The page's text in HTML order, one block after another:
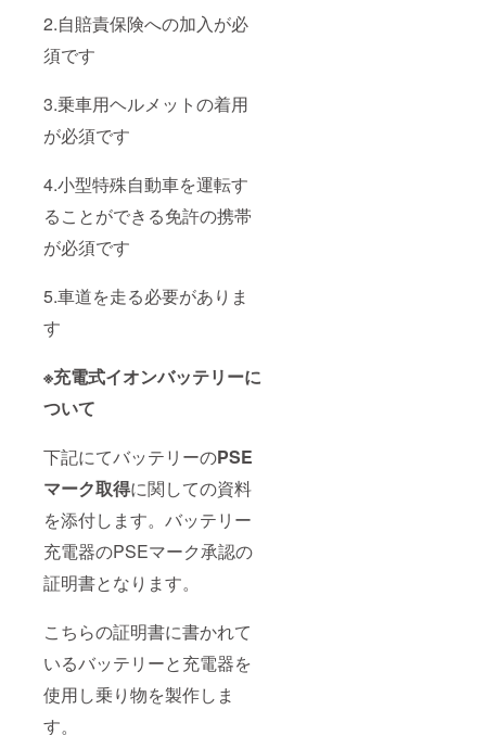
2.自賠責保険への加入が必
須です
3.乗車用ヘルメットの着用
が必須です
4.小型特殊自動車を運転す
ることができる免許の携帯
が必須です
5.車道を走る必要がありま
す
※充電式イオンバッテリーに
ついて
下記にてバッテリーのPSE
マーク取得に関しての資料
を添付します。バッテリー
充電器のPSEマーク承認の
証明書となります。
こちらの証明書に書かれて
いるバッテリーと充電器を
使用し乗り物を製作しま
す。